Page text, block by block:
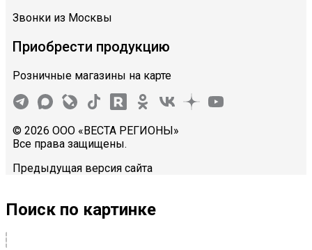
Звонки из Москвы
Приобрести продукцию
Розничные магазины на карте
© 2026 ООО «ВЕСТА РЕГИОНЫ»
Все права защищены.
Предыдущая версия сайта
Поиск по картинке